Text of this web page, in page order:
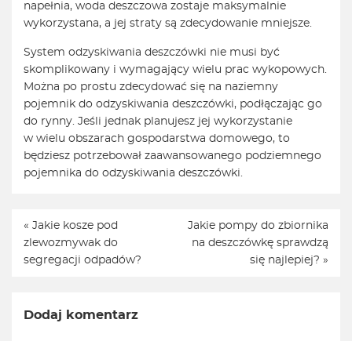
napełnia, woda deszczowa zostaje maksymalnie
wykorzystana, a jej straty są zdecydowanie mniejsze.
System odzyskiwania deszczówki nie musi być
skomplikowany i wymagający wielu prac wykopowych.
Można po prostu zdecydować się na naziemny
pojemnik do odzyskiwania deszczówki, podłączając go
do rynny. Jeśli jednak planujesz jej wykorzystanie
w wielu obszarach gospodarstwa domowego, to
będziesz potrzebował zaawansowanego podziemnego
pojemnika do odzyskiwania deszczówki.
« Jakie kosze pod
zlewozmywak do
segregacji odpadów?
Jakie pompy do zbiornika
na deszczówkę sprawdzą
się najlepiej? »
Dodaj komentarz